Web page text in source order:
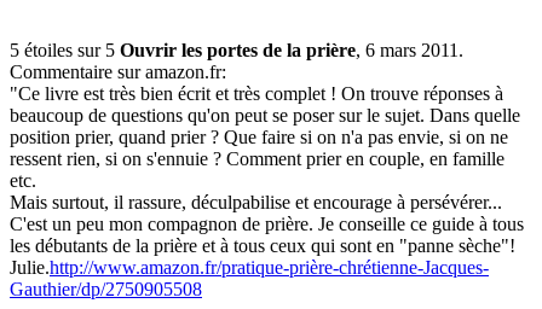
5 étoiles sur 5 Ouvrir les portes de la prière, 6 mars 2011.
Commentaire sur amazon.fr:
"Ce livre est très bien écrit et très complet ! On trouve réponses à
beaucoup de questions qu'on peut se poser sur le sujet. Dans quelle
position prier, quand prier ? Que faire si on n'a pas envie, si on ne
ressent rien, si on s'ennuie ? Comment prier en couple, en famille
etc.
Mais surtout, il rassure, déculpabilise et encourage à persévérer...
C'est un peu mon compagnon de prière. Je conseille ce guide à tous
les débutants de la prière et à tous ceux qui sont en "panne sèche"!
Julie.http://www.amazon.fr/pratique-prière-chrétienne-Jacques-
Gauthier/dp/2750905508